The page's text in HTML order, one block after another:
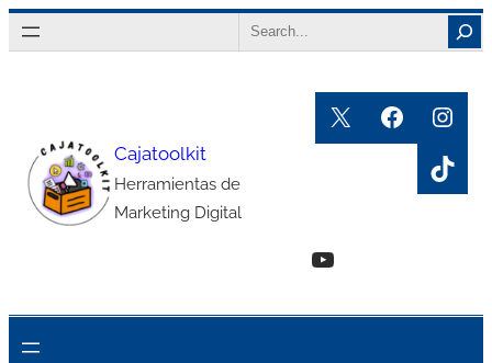
Saltar
al
Search
Cajatoolkit
Herramientas de
Marketing Digital
X
YouTube